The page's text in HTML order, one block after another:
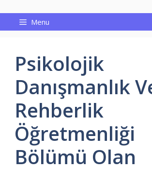
Menu
Psikolojik
Danışmanlık
Rehberlik
Öğretmenliği
Bölümü Olan